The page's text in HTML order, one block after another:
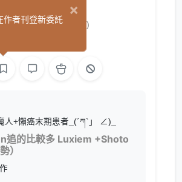
萊姆Lyme (0)
人+懶癌末期患者_(´ཀ`」 ∠)_
追的比較多 Luxiem +Shoto
）
×
作者刊登新委託